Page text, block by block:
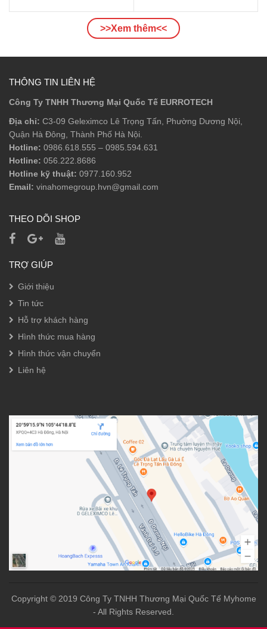
84.920.000 ₫.
tại
là:
>>Xem thêm<<
THÔNG TIN LIÊN HỆ
Công Ty TNHH Thương Mại Quốc Tế EURROTECH
Địa chỉ: C3-09 Geleximco Lê Trọng Tấn, Phường Dương Nội,
Quận Hà Đông, Thành Phố Hà Nội.
Hotline: 0986.618.555 – 0985.594.631
Hotline: 056.222.8686
Hotline kỹ thuật: 0977.160.952
Email: vinahomegroup.hvn@gmail.com
THEO DÕI SHOP
TRỢ GIÚP
Giới thiệu
Tin tức
Hỗ trợ khách hàng
Hình thức mua hàng
Hình thức vận chuyển
Liên hệ
Copyright © 2019 Công Ty TNHH Thương Mại Quốc Tế Myhome
- All Rights Reserved.